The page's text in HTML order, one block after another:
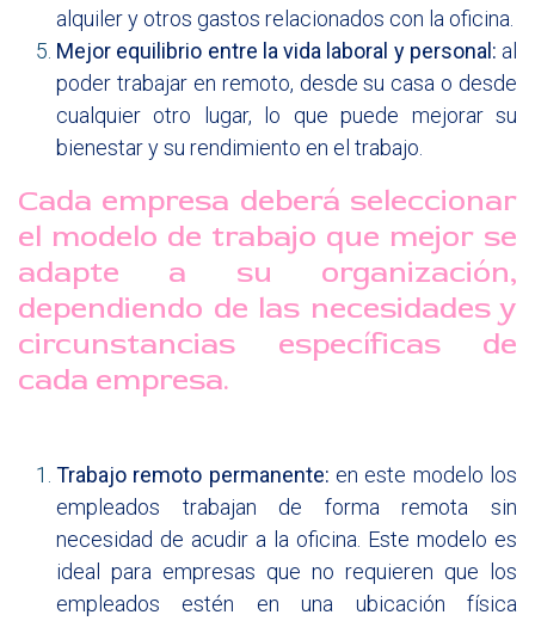
alquiler y otros gastos relacionados con la oficina.
Mejor equilibrio entre la vida laboral y personal: al
poder trabajar en remoto, desde su casa o desde
cualquier otro lugar, lo que puede mejorar su
bienestar y su rendimiento en el trabajo.
Cada empresa deberá seleccionar
el modelo de trabajo que mejor se
adapte a su organización,
dependiendo de las necesidades y
circunstancias específicas de
cada empresa.
Trabajo remoto permanente: en este modelo los
empleados trabajan de forma remota sin
necesidad de acudir a la oficina. Este modelo es
ideal para empresas que no requieren que los
empleados estén en una ubicación física